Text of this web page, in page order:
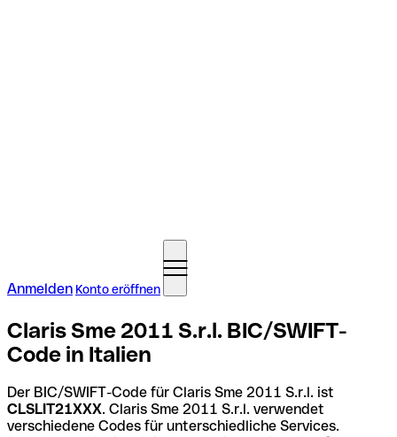
Anmelden Konto eröffnen
Claris Sme 2011 S.r.l. BIC/SWIFT-
Code in Italien
Der BIC/SWIFT-Code für Claris Sme 2011 S.r.l. ist
CLSLIT21XXX. Claris Sme 2011 S.r.l. verwendet
verschiedene Codes für unterschiedliche Services.